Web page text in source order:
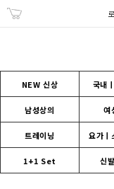
NEW 신상 국내
남성상의 여
트레이닝 요가ㅣ
1+1 Set 신